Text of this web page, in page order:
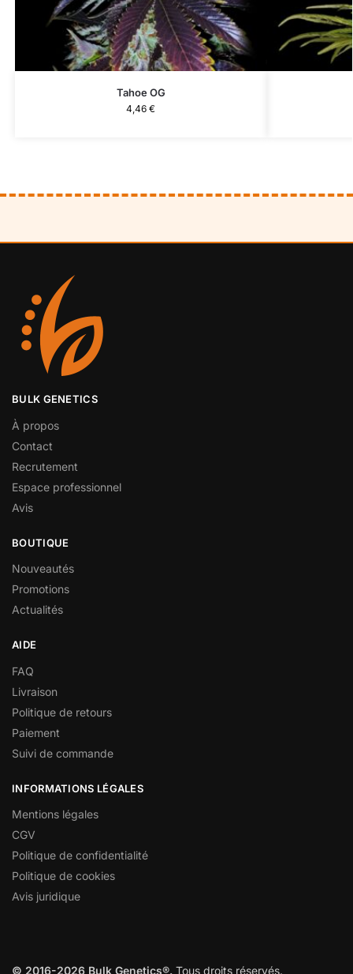
Tahoe OG
4,46€
BULK GENETICS
À propos
Contact
Recrutement
Espace professionnel
Avis
BOUTIQUE
Nouveautés
Promotions
Actualités
AIDE
FAQ
Livraison
Politique de retours
Paiement
Suivi de commande
INFORMATIONS LÉGALES
Mentions légales
CGV
Politique de confidentialité
Politique de cookies
Avis juridique
© 2016-2026 Bulk Genetics®. Tous droits réservés.